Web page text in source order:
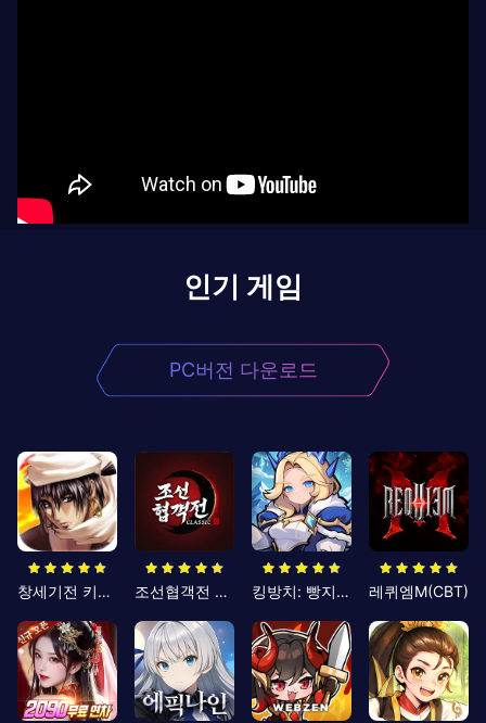
인기 게임
PC버전 다운로드
창세기전 키우기 조선협객전 클래식 킹방치: 빵지의 제왕 레퀴엠M(CBT)